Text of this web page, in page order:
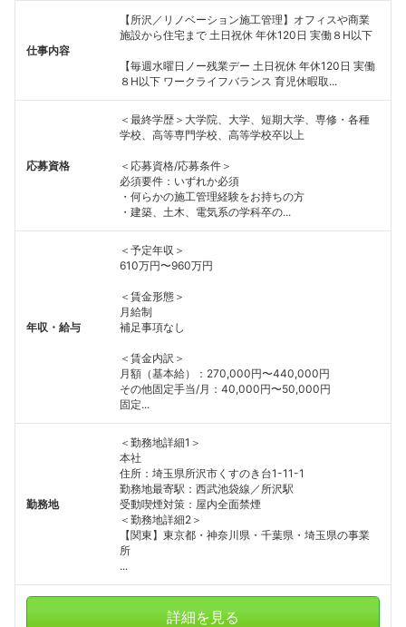
仕事内容
【所沢／リノベーション施工管理】オフィスや商業
施設から住宅まで 土日祝休 年休120日 実働８H以下
【毎週水曜日ノー残業デー 土日祝休 年休120日 実働
８H以下 ワークライフバランス 育児休暇取...
応募資格
＜最終学歴＞大学院、大学、短期大学、専修・各種
学校、高等専門学校、高等学校卒以上
＜応募資格/応募条件＞
必須要件：いずれか必須
・何らかの施工管理経験をお持ちの方
・建築、土木、電気系の学科卒の...
年収・給与
＜予定年収＞
610万円〜960万円
＜賃金形態＞
月給制
補足事項なし
＜賃金内訳＞
月額（基本給）：270,000円〜440,000円
その他固定手当/月：40,000円〜50,000円
固定...
勤務地
＜勤務地詳細1＞
本社
住所：埼玉県所沢市くすのき台1-11-1
勤務地最寄駅：西武池袋線／所沢駅
受動喫煙対策：屋内全面禁煙
＜勤務地詳細2＞
【関東】東京都・神奈川県・千葉県・埼玉県の事業
所
...
詳細を見る